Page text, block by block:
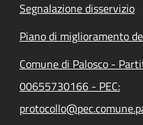
Segnalazione disservizio
Piano di miglioramento
Comune di Palosco -
00655730166 - PEC: